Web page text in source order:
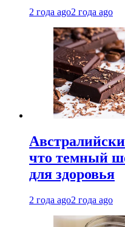
2 года ago2 года ago
что темный
для здоровья
2 года ago2 года ago